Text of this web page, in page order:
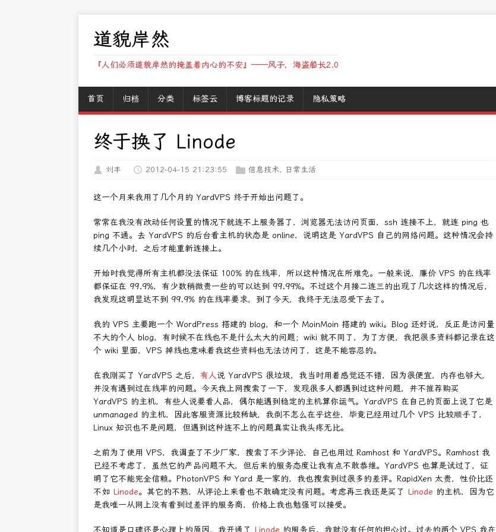
道貌岸然
『人们必须道貌岸然的掩盖着内心的不安』——风子，海盗船长2.0
首页 归档 分类 标签云 博客标题的记录 隐私策略
终于换了 Linode
刘丰 2012-04-15 21:23:55 信息技术, 日常生活
这一个月来我用了几个月的 YardVPS 终于开始出问题了。
常常在我没有改动任何设置的情况下就连不上服务器了，浏览器无法访问页面，ssh 连接不上，就连 ping 也
ping 不通。去 YardVPS 的后台看主机的状态是 online，说明这是 YardVPS 自己的网络问题。这种情况会持
续几个小时，之后才能重新连接上。
开始时我觉得所有主机都没法保证 100% 的在线率，所以这种情况在所难免。一般来说，廉价 VPS 的在线率
都保证在 99.9%，有少数稍微贵一些的可以达到 99.99%。不过这个月接二连三的出现了几次这样的情况后，
我发现这明显达不到 99.9% 的在线率要求，到了今天，我终于无法忍受下去了。
我的 VPS 主要跑一个 WordPress 搭建的 blog，和一个 MoinMoin 搭建的 wiki。Blog 还好说，反正是访问量
不大的个人 blog，有时候不在线也不是什么太大的问题；wiki 就不同了，为了方便，我把很多资料都记录在这
个 wiki 里面，VPS 掉线也意味着我这些资料也无法访问了，这是不能容忍的。
在我刚买了 YardVPS 之后， 有人说 YardVPS 很垃圾，我当时用着感觉还不错，因为很便宜，内存也够大，
并没有遇到过在线率的问题。今天我上网搜索了一下，发现很多人都遇到过这种问题，并不推荐购买
YardVPS 的主机，有些人说要看人品，偶尔能遇到稳定的主机算你运气。YardVPS 在自己的页面上说了它是
unmanaged 的主机，因此客服资源比较稀缺，我倒不怎么在乎这些，毕竟已经用过几个 VPS 比较顺手了，
Linux 知识也不是问题，但遇到这种连不上的问题真实让我头疼无比。
之前为了使用 VPS，我调查了不少厂家，搜索了不少评论，自己也用过 Ramhost 和 YardVPS。Ramhost 我
已经不考虑了，虽然它的产品问题不大，但后来的服务态度让我有点不敢恭维。YardVPS 也算是试过了，证
明了它不能完全信赖。PhotonVPS 和 Yard 是一家的，我也搜索到过很多的差评。RapidXen 太贵，性价比还
不如 Linode。其它的不熟，从评论上来看也不敢确定没有问题。考虑再三我还是买了 Linode 的主机，因为它
是我唯一从网上没有看到过差评的服务商，价格上我也勉强可以接受。
不知道是口碑还是心理上的原因，我开通了 Linode 的服务后，我就没有任何的担心过。过去的两个 VPS 我在